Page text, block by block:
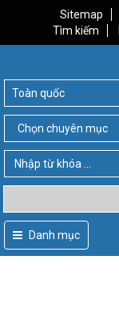
Sitemap
Tìm kiếm
Danh mục